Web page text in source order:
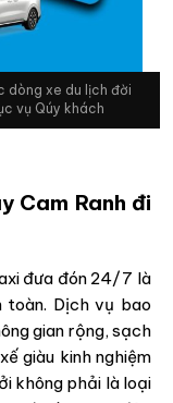
dòng xe du lịch đời
vụ Qúy khách
Cam Ranh đi
đưa đón 24/7 là
Dịch vụ bao
gian rộng, sạch
giàu kinh nghiệm
không phải là loại